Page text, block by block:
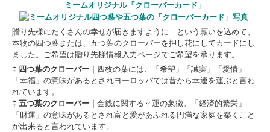
ミームオリジナル「クローバーカード」
贈り先様にたくさんの幸せが届きますように…という願いを込めて、
本物の四つ葉または、五つ葉のクローバーを押し花にしてカードにし
ました。ご希望は贈り先様情報入力ページでご希望を承ります。
‡ 四つ葉のクローバー｜ 四枚の葉には、「希望」「誠実」「愛情」
「幸福」の意味があるとされヨーロッパでは昔から幸運を運ぶと言わ
れています。
‡ 五つ葉のクローバー｜ 金銭に関する幸運の象徴。「経済的繁栄」
「財運」の意味があるとされ富と愛があふれる円満な家庭を築くこと
が出来ると言われています。